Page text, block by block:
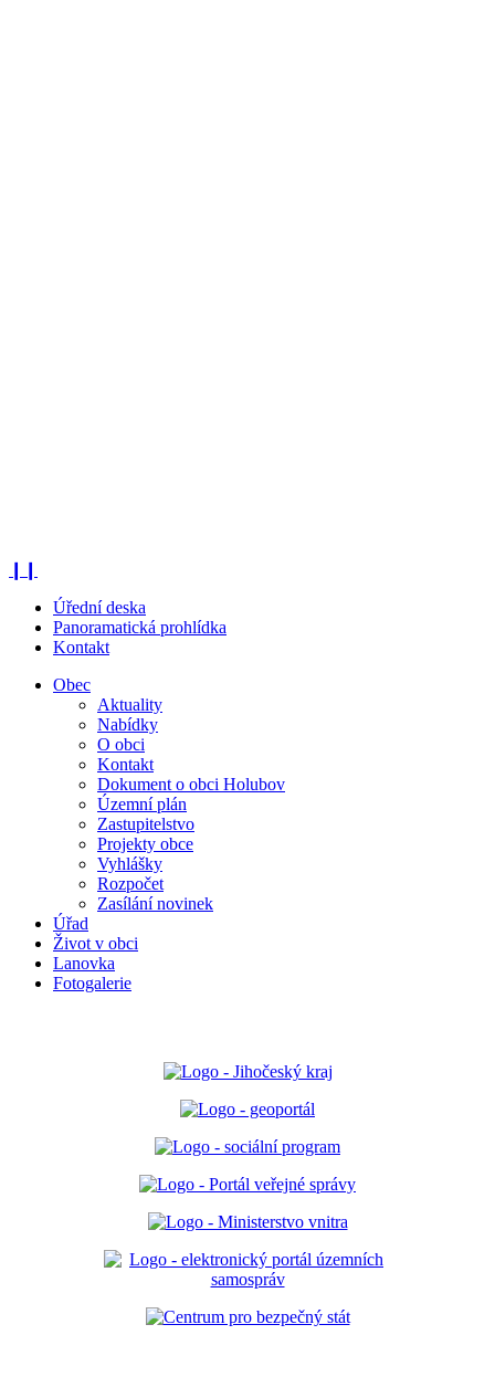
Úřední deska
Panoramatická prohlídka
Kontakt
Obec
Aktuality
Nabídky
O obci
Kontakt
Dokument o obci Holubov
Územní plán
Zastupitelstvo
Projekty obce
Vyhlášky
Rozpočet
Zasílání novinek
Úřad
Život v obci
Lanovka
Fotogalerie